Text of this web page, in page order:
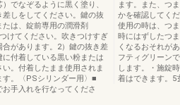
でなぞるように黒く塗り、
しをしてください。鍵の抜
は、錠前専用の潤滑剤
けてください。吹きつけすぎ
があります。2）鍵の抜き差
付着している黒い粉または
。付着したまま使用されま
。〈PSシリンダー用〉■
手入れを行なってくださ
ます。また、つ
かを確認してく
使用の時は、つ
時にはずしたつ
くなるおそれが
フティグリーン
します。・施錠
着はできます。5